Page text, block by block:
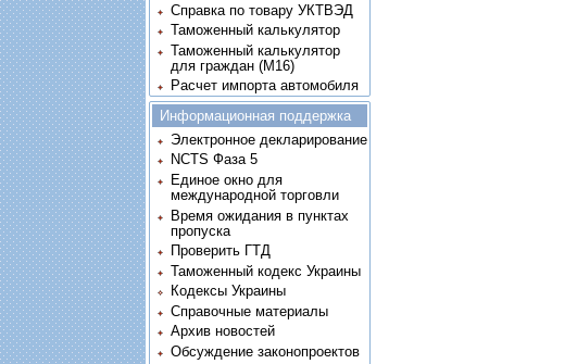
Справка по товару УКТВЭД
Таможенный калькулятор
Таможенный калькулятор
для граждан (M16)
Расчет импорта автомобиля
Информационная поддержка
Электронное декларирование
NCTS Фаза 5
Единое окно для
международной торговли
Время ожидания в пунктах
пропуска
Проверить ГТД
Таможенный кодекс Украины
Кодексы Украины
Справочные материалы
Архив новостей
Обсуждение законопроектов